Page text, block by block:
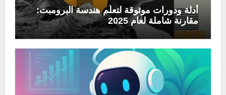
أدلة ودورات موثوقة لتعلّم هندسة البرومبت:
مقارنة شاملة لعام 2025